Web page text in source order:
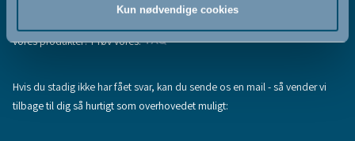
Kun nødvendige cookies
Fandt du ikke den information, du søgte, eller har du flere spørgsmål til
vores produkter? Prøv vores:FAQ
Hvis du stadig ikke har fået svar, kan du sende os en mail - så vender vi
tilbage til dig så hurtigt som overhovedet muligt: